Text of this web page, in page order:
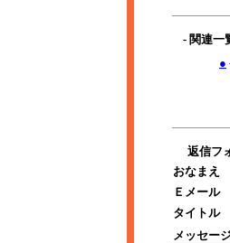
- 関連一
●
返信フ
おなまえ
Ｅメール
タイトル
メッセー